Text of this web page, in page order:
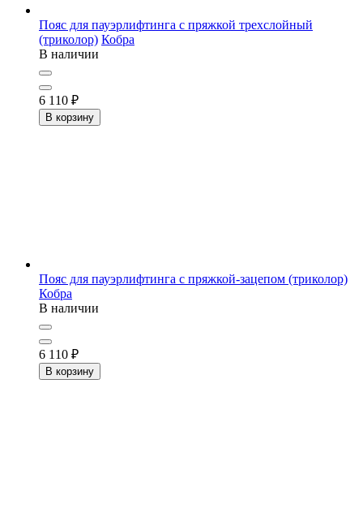
Пояс для пауэрлифтинга с пряжкой трехслойный
(триколор) Кобра
В наличии
6 110 ₽
В корзину
Пояс для пауэрлифтинга с пряжкой-зацепом (триколор)
Кобра
В наличии
6 110 ₽
В корзину